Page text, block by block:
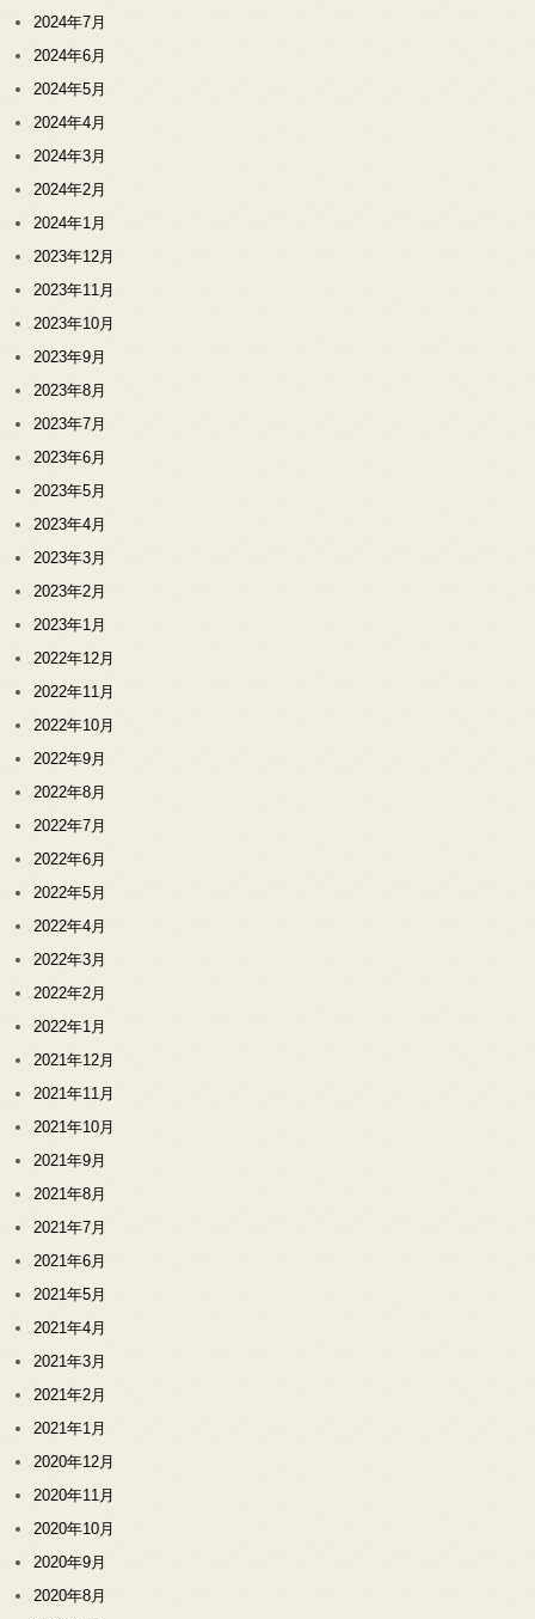
2024年7月
2024年6月
2024年5月
2024年4月
2024年3月
2024年2月
2024年1月
2023年12月
2023年11月
2023年10月
2023年9月
2023年8月
2023年7月
2023年6月
2023年5月
2023年4月
2023年3月
2023年2月
2023年1月
2022年12月
2022年11月
2022年10月
2022年9月
2022年8月
2022年7月
2022年6月
2022年5月
2022年4月
2022年3月
2022年2月
2022年1月
2021年12月
2021年11月
2021年10月
2021年9月
2021年8月
2021年7月
2021年6月
2021年5月
2021年4月
2021年3月
2021年2月
2021年1月
2020年12月
2020年11月
2020年10月
2020年9月
2020年8月